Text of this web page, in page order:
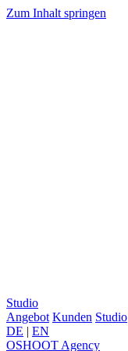
Zum Inhalt springen
Studio
Angebot Kunden Studio
DE | EN
OSHOOT Agency